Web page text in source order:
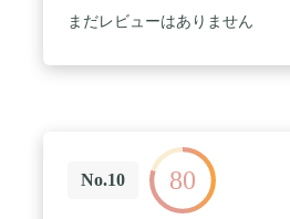
ているので、スマホやカメラは
✅【グリップ】手に馴染む滑ら
があり、適度なグリップ感があ
のグリップとしても使用できま
まだレビューはありません
No.10 80